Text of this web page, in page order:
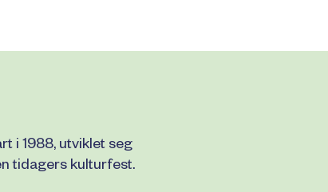
i 1988, utviklet seg
tidagers kulturfest.